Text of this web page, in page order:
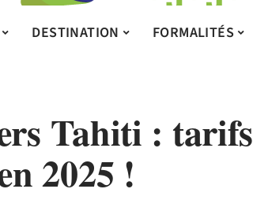
DESTINATION FORMALITÉS
Tahiti : tarifs
2025 !